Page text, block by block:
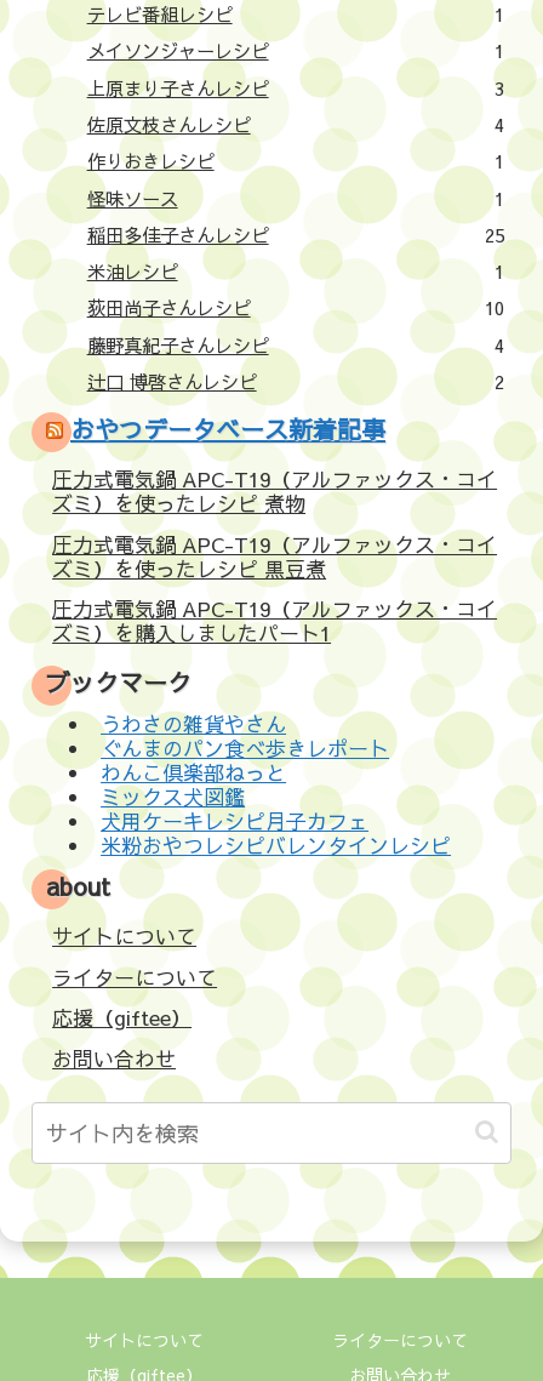
テレビ番組レシピ
1
メイソンジャーレシピ
1
上原まり子さんレシピ
3
佐原文枝さんレシピ
4
作りおきレシピ
1
怪味ソース
1
稲田多佳子さんレシピ
25
米油レシピ
1
荻田尚子さんレシピ
10
藤野真紀子さんレシピ
4
辻口 博啓さんレシピ
2
おやつデータベース新着記事
圧力式電気鍋 APC-T19（アルファックス・コイ
ズミ）を使ったレシピ 煮物
圧力式電気鍋 APC-T19（アルファックス・コイ
ズミ）を使ったレシピ 黒豆煮
圧力式電気鍋 APC-T19（アルファックス・コイ
ズミ）を購入しましたパート1
ブックマーク
うわさの雑貨やさん
ぐんまのパン食べ歩きレポート
わんこ倶楽部ねっと
ミックス犬図鑑
犬用ケーキレシピ月子カフェ
米粉おやつレシピバレンタインレシピ
about
サイトについて
ライターについて
応援（giftee）
お問い合わせ
サイトについて
ライターについて
応援（giftee）
お問い合わせ